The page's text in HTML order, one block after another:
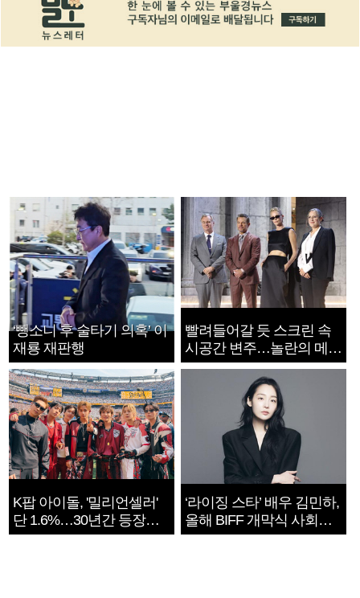
‘뺑소니 후 술타기 의혹’ 이
재룡 재판행
빨려들어갈 듯 스크린 속
시공간 변주…놀란의 메시
지는 ‘전쟁 속죄’
K팝 아이돌, '밀리언셀러'
단 1.6%…30년간 등장
1182개팀 전수조사
‘라이징 스타’ 배우 김민하,
올해 BIFF 개막식 사회자
확정